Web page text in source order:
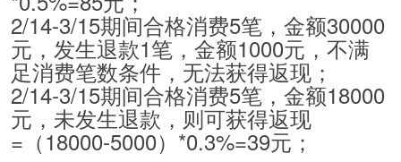
2/14-3/15期间合格消费5笔，金额30000
元，发生退款1笔，金额1000元，不满
足消费笔数条件，无法获得返现；
2/14-3/15期间合格消费5笔，金额18000
元，未发生退款，则可获得返现
=（18000-5000）*0.3%=39元；